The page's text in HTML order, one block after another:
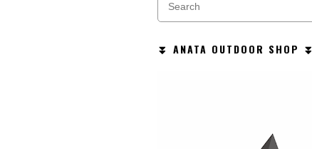
⏬ ANATA OUTDOOR SHOP ⏬